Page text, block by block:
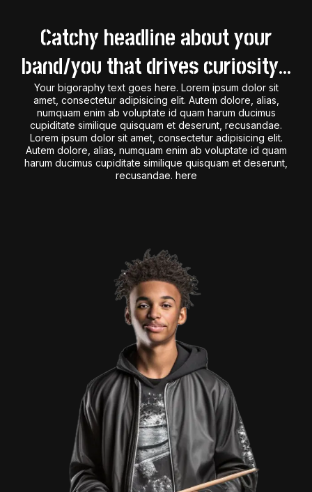
Catchy headline about your
band/you that drives curiosity...
Your bigoraphy text goes here. Lorem ipsum dolor sit
amet, consectetur adipisicing elit. Autem dolore, alias,
numquam enim ab voluptate id quam harum ducimus
cupiditate similique quisquam et deserunt, recusandae.
Lorem ipsum dolor sit amet, consectetur adipisicing elit.
Autem dolore, alias, numquam enim ab voluptate id quam
harum ducimus cupiditate similique quisquam et deserunt,
recusandae. here